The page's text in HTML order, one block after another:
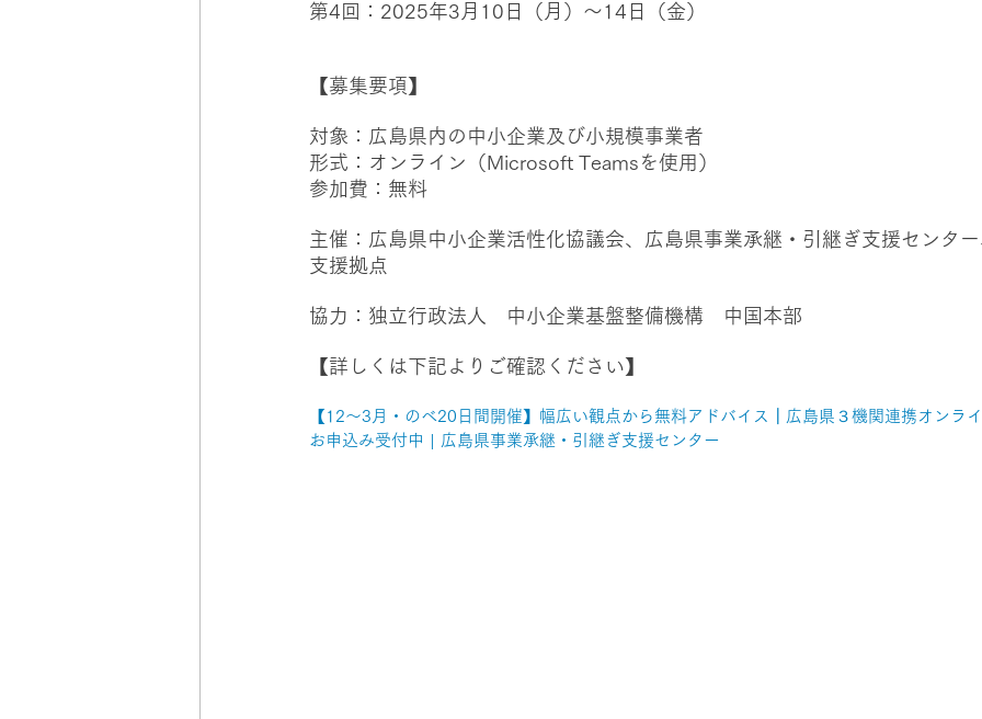
第4回：2025年3月10日（月）～14日（金）
【募集要項】
対象：広島県内の中小企業及び小規模事業者
形式：オンライン（Microsoft Teamsを使用）
参加費：無料
主催：広島県中小企業活性化協議会、広島県事業承継・引継ぎ支援センタ
支援拠点
協力：独立行政法人　中小企業基盤整備機構　中国本部
【詳しくは下記よりご確認ください】
【12～3月・のべ20日間開催】幅広い観点から無料アドバイス┃広島県３機関連携オン
お申込み受付中 | 広島県事業承継・引継ぎ支援センター